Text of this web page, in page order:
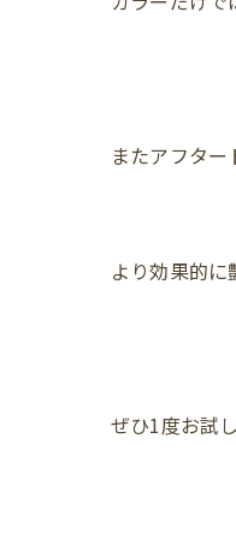
またアフタ
より効果的
ぜひ1度お試